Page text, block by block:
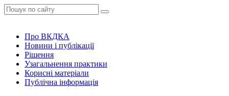
Про ВКДКА
Новини і публікації
Рішення
Узагальнення практики
Корисні матеріали
Публічна інформація